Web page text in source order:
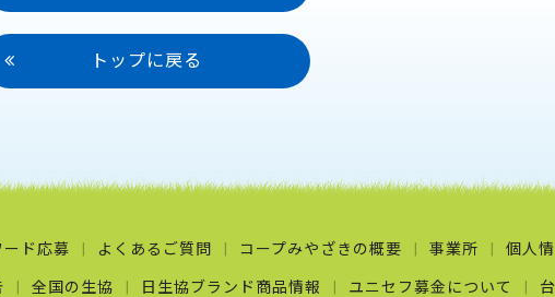
トップに戻る
ド応募 よくあるご質問 コープみやざきの概要 事業所 個人
全国の生協 日生協ブランド商品情報 ユニセフ募金について